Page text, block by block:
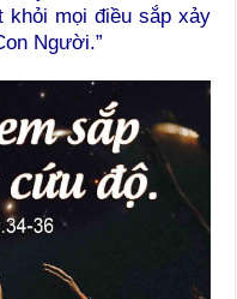
khỏi mọi điều sắp xảy
Người.”